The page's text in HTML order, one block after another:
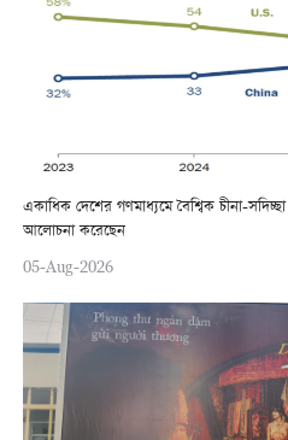
একাধিক দেশের গণমাধ্যমে বৈশ্বিক চীনা-
আলোচনা করেছেন
05-Aug-2026